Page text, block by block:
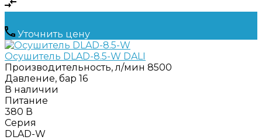
Уточнить цену
Осушитель DLAD-8.5-W DALI
Производительность, л/мин 8500
Давление, бар 16
В наличии
Питание
380 В
Серия
DLAD-W